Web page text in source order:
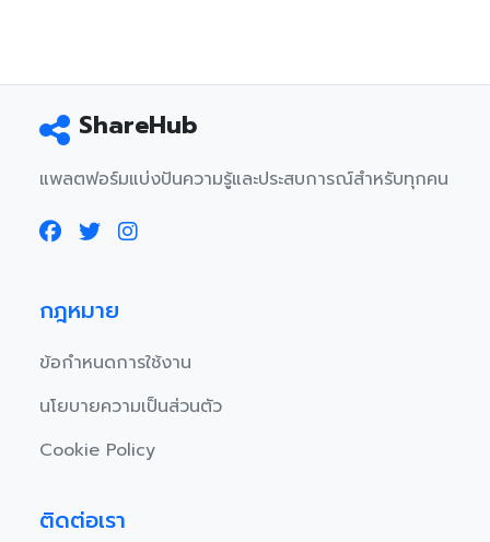
ShareHub
แพลตฟอร์มแบ่งปันความรู้และประสบการณ์สำหรับทุกคน
กฎหมาย
ข้อกำหนดการใช้งาน
นโยบายความเป็นส่วนตัว
Cookie Policy
ติดต่อเรา